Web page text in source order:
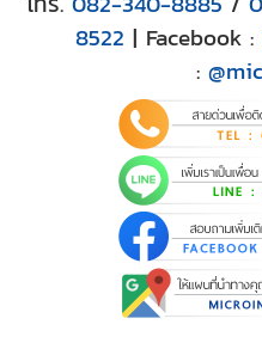
8522 | Facebook :
: